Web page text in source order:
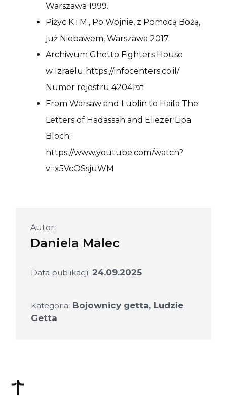
Warszawa 1999.
Piżyc K i M., Po Wojnie, z Pomocą Bożą,
już Niebawem, Warszawa 2017.
Archiwum Ghetto Fighters House
w Izraelu: https://infocenters.co.il/
Numer rejestru 42041רמ
From Warsaw and Lublin to Haifa The
Letters of Hadassah and Eliezer Lipa
Bloch:
https://www.youtube.com/watch?
v=x5VcOSsjuWM
Autor:
Daniela Malec
Data publikacji: 24.09.2025
Kategoria: Bojownicy getta, Ludzie
Getta